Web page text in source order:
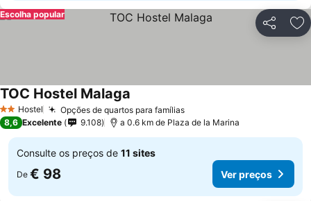
Partilhar
Escolha popular
2 Estrelas
Hostel Opções de quartos para famílias
TOC Hostel Malaga
8,6 Excelente 9.108 a 0.6 km de Plaza de la Marina
Consulte os preços de 11 sites
De € 98 Ver preços